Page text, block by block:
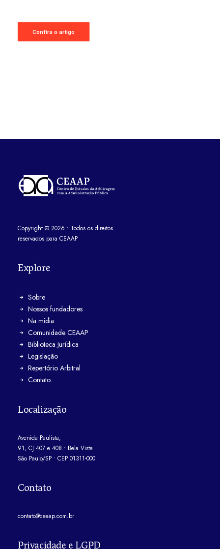
Confira o artigo
Copyright © 2026 • Todos os direitos
reservados para CEAAP
Explore
Sobre
Nossos fundadores
Na mídia
Comunidade CEAAP
Biblioteca Jurídica
Legislação
Repertório Arbitral
Contato
Localização
Avenida Paulista,
91, CJ 407 e 408 • Bela Vista
São Paulo/SP • CEP 01311-000
Contato
contato@ceaap.com.br
Privacidade e LGPD